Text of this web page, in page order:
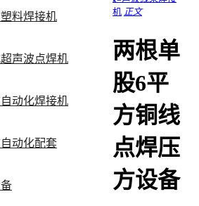
料焊接机
声波点焊机
动化焊接机
动化配套
机 正文
两根单
股6平
方铜线
点焊压
方设备